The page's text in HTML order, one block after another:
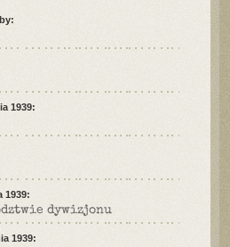
1939:
1939:
dywizjonu
1939: